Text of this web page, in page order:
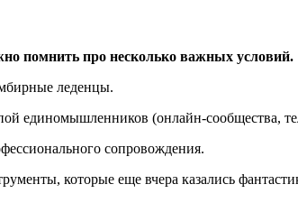
помнить про несколько важных условий.
леденцы.
единомышленников (онлайн-сообщества,
сопровождения.
которые еще вчера казались